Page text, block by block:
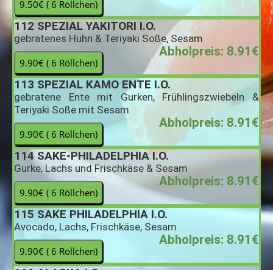
112 SPEZIAL YAKITORI I.O.
gebratenes Huhn & Teriyaki Soße, Sesam
Abholpreis: 8.91€
113 SPEZIAL KAMO ENTE I.O.
gebratene Ente mit Gurken, Frühlingszwiebeln &
Teriyaki Soße mit Sesam
Abholpreis: 8.91€
114 SAKE-PHILADELPHIA I.O.
Gurke, Lachs und Frischkäse & Sesam
Abholpreis: 8.91€
115 SAKE PHILADELPHIA I.O.
Avocado, Lachs, Frischkäse, Sesam
Abholpreis: 8.91€